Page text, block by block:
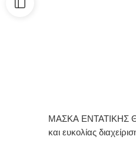
ΜΑΣΚΑ ΕΝΤΑΤΙΚΗΣ
και ευκολίας